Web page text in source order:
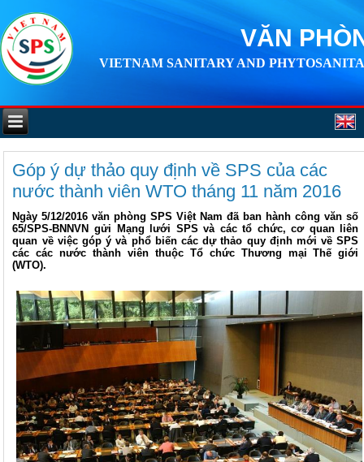
VĂN
VIETNAM SANITARY AND
Góp ý dự thảo quy định về SPS của các
nước thành viên WTO tháng 11 năm 2016
Ngày 5/12/2016 văn phòng SPS Việt Nam đã ban hành công văn số
65/SPS-BNNVN gửi Mạng lưới SPS và các tổ chức, cơ quan liên
quan về việc góp ý và phổ biến các dự thảo quy định mới về SPS
các các nước thành viên thuộc Tổ chức Thương mại Thế giới
(WTO).